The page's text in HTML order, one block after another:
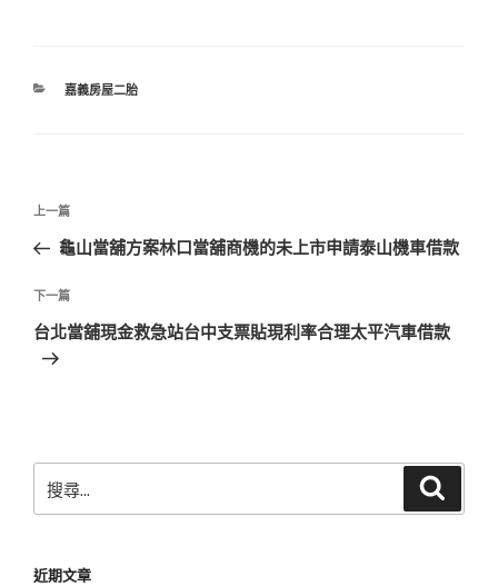
分
嘉義房屋二胎
文
導
覽
上
一
文
章
上一篇
龜山當舖方案林口當舖商機的未上市申請泰山機車借款
下
一
篇
下一篇
台北當舖現金救急站台中支票貼現利率合理太平汽車借款
尋
近期文章